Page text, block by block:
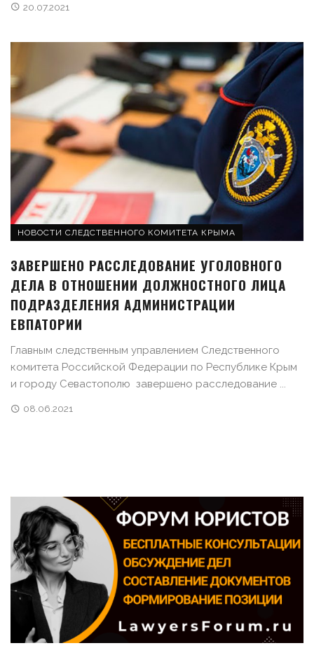
20.07.2021
НОВОСТИ СЛЕДСТВЕННОГО КОМИТЕТА КРЫМА
ЗАВЕРШЕНО РАССЛЕДОВАНИЕ УГОЛОВНОГО
ДЕЛА В ОТНОШЕНИИ ДОЛЖНОСТНОГО ЛИЦА
ПОДРАЗДЕЛЕНИЯ АДМИНИСТРАЦИИ
ЕВПАТОРИИ
Главным следственным управлением Следственного
комитета Российской Федерации по Республике Крым
и городу Севастополю завершено расследование ...
08.06.2021